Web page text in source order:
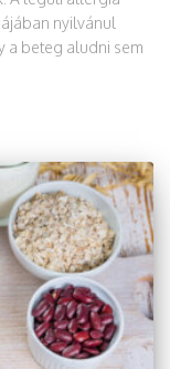
nyilvánul
a beteg aludni sem